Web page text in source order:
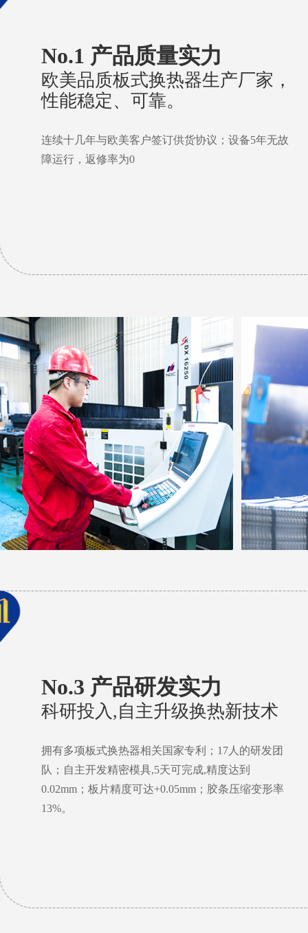
No.1 产品质量实力
欧美品质板式换热器生产厂家，
性能稳定、可靠。
连续十几年与欧美客户签订供货协议；设备5年无故
障运行，返修率为0
No.3 产品研发实力
科研投入,自主升级换热新技术
拥有多项板式换热器相关国家专利；17人的研发团
队；自主开发精密模具,5天可完成,精度达到
0.02mm；板片精度可达+0.05mm；胶条压缩变形率
13%。